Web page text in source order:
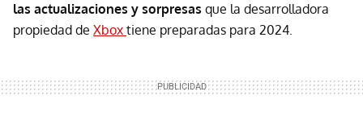
las actualizaciones y sorpresas que la desarrolladora
propiedad de Xbox tiene preparadas para 2024.